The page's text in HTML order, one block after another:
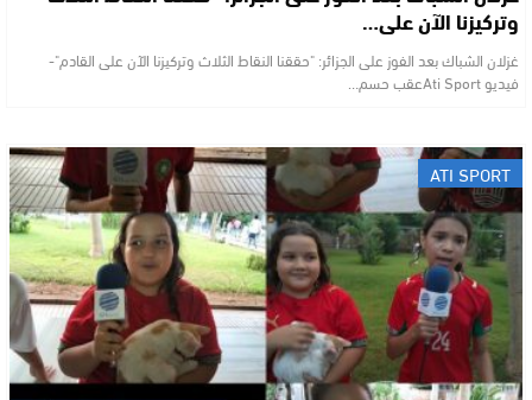
وتركيزنا الآن على…
غزلان الشباك بعد الفوز على الجزائر: "حققنا النقاط الثلاث وتركيزنا الآن على القادم"-
فيديو Ati Sport ​عقب حسم…
ATI SPORT